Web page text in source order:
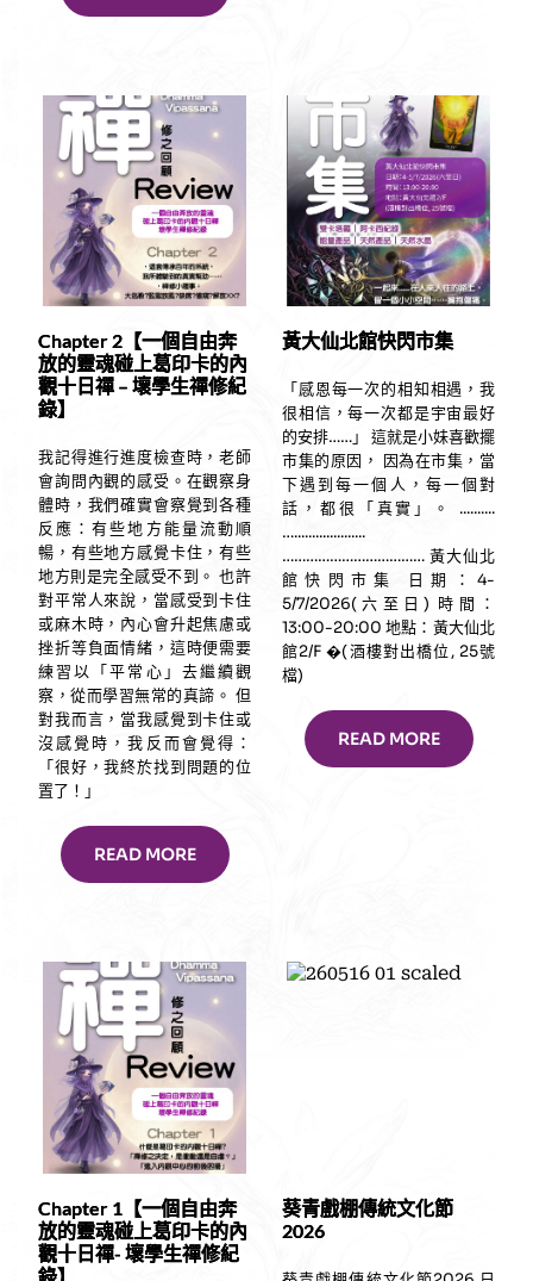
Chapter 2【一個自由奔
放的靈魂碰上葛印卡的內
觀十日禪 – 壞學生禪修紀
錄】
我記得進行進度檢查時，老師
會詢問內觀的感受。在觀察身
體時，我們確實會察覺到各種
反應：有些地方能量流動順
暢，有些地方感覺卡住，有些
地方則是完全感受不到。 也許
對平常人來說，當感受到卡住
或麻木時，內心會升起焦慮或
挫折等負面情緒，這時便需要
練習以「平常心」去繼續觀
察，從而學習無常的真諦。 但
對我而言，當我感覺到卡住或
沒感覺時，我反而會覺得：
「很好，我終於找到問題的位
置了！」
READ MORE
黃大仙北館快閃市集
「感恩每一次的相知相遇，我
很相信，每一次都是宇宙最好
的安排……」 這就是小妹喜歡擺
市集的原因， 因為在市集，當
下遇到每一個人，每一個對
話，都很「真實」。 ..........
…....................
……………………………… 黃大仙北
館快閃市集 日期：4-
5/7/2026(六至日) 時間：
13:00-20:00 地點：黃大仙北
館2/F �(酒樓對出橋位, 25號
檔)
READ MORE
Chapter 1【一個自由奔
放的靈魂碰上葛印卡的內
觀十日禪- 壞學生禪修紀
錄】
葵青戲棚傳統文化節
2026